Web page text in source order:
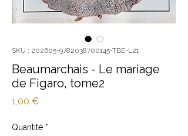
SKU : 202605-9782038700145-TBE-L21
Beaumarchais - Le mariage
de Figaro, tome2
1,00 €Prix
Quantité *